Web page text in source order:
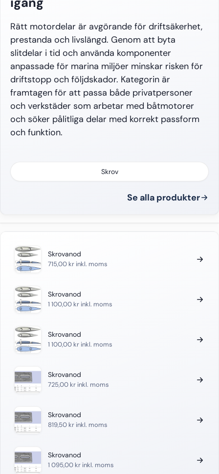
Typ:RektangelMaterial:ZinkLängd:455 mm Bredd:90 mm
Typ:RektangelLängd:
Rätt motordelar är avgörande för driftsäkerhet,
prestanda och livslängd. Genom att byta
slitdelar i tid och använda komponenter
anpassade för marina miljöer minskar risken för
driftstopp och följdskador. Kategorin är
framtagen för att passa både privatpersoner
och verkstäder som arbetar med båtmotorer
och söker pålitliga delar med korrekt passform
och funktion.
Skrov
Se alla produkter
Skrovanod
715,00 kr inkl. moms
Skrovanod
1 100,00 kr inkl. moms
Skrovanod
1 100,00 kr inkl. moms
Skrovanod
725,00 kr inkl. moms
Skrovanod
819,50 kr inkl. moms
Skrovanod
1 095,00 kr inkl. moms